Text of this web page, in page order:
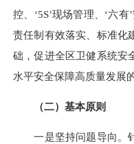
控、‘5S’现场管理、‘六
责任制有效落实、标准化
础，促进全区卫健系统安
水平安全保障高质量发展
（二）基本原则
一是坚持问题导向。针